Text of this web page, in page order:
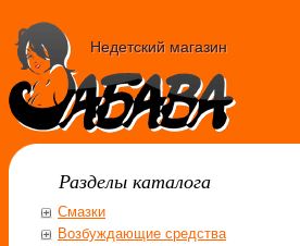
Недетский магазин
Разделы каталога
Смазки
Возбуждающие средства